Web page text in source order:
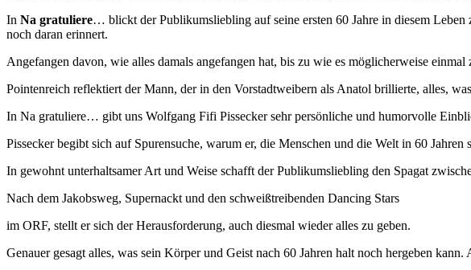
In Na gratuliere… blickt der Publikumsliebling auf seine ersten 60 Jahre in diesem
noch daran erinnert.
Angefangen davon, wie alles damals angefangen hat, bis zu wie es möglicherweise
Pointenreich reflektiert der Mann, der in den Vorstadtweibern als Anatol brillierte, alles,
In Na gratuliere… gibt uns Wolfgang Fifi Pissecker sehr persönliche und humorvolle
Pissecker begibt sich auf Spurensuche, warum er, die Menschen und die Welt in 60
In gewohnt unterhaltsamer Art und Weise schafft der Publikumsliebling den Spagat
Nach dem Jakobsweg, Supernackt und den schweißtreibenden Dancing Stars
im ORF, stellt er sich der Herausforderung, auch diesmal wieder alles zu geben.
Genauer gesagt alles, was sein Körper und Geist nach 60 Jahren halt noch hergeben